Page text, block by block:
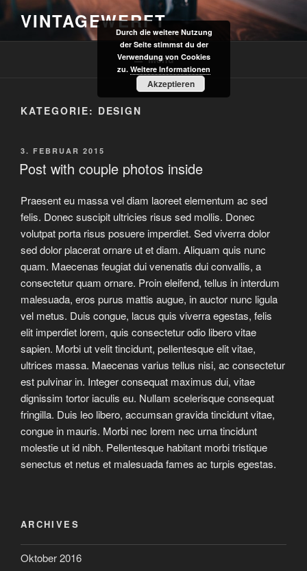
Zum
Inhalt
springen
VINTAGEWERFT
Menü
KATEGORIE: DESIGN
VERÖFFENTLICHT
AM
3. FEBRUAR 2015
Post with couple photos inside
Praesent eu massa vel diam laoreet elementum ac sed
felis. Donec suscipit ultricies risus sed mollis. Donec
volutpat porta risus posuere imperdiet. Sed viverra dolor
sed dolor placerat ornare ut et diam. Aliquam quis nunc
quam. Maecenas feugiat dui venenatis dui convallis, a
consectetur quam ornare. Proin eleifend, tellus in interdum
malesuada, eros purus mattis augue, in auctor nunc ligula
vel metus. Duis congue, lacus quis viverra egestas, felis
elit imperdiet lorem, quis consectetur odio libero vitae
sapien. Morbi ut velit tincidunt, pellentesque elit vitae,
ultrices massa. Maecenas varius tellus nisi, ac consectetur
est pulvinar in. Integer consequat maximus dui, vitae
dignissim tortor iaculis eu. Nullam scelerisque consequat
fringilla. Duis leo libero, accumsan gravida tincidunt vitae,
congue in mauris. Morbi nec lorem nec urna tincidunt
molestie ut id nibh. Pellentesque habitant morbi tristique
senectus et netus et malesuada fames ac turpis egestas.
ARCHIVES
Oktober 2016
Durch die weitere Nutzung
der Seite stimmst du der
Verwendung von Cookies
zu. Weitere Informationen
Akzeptieren